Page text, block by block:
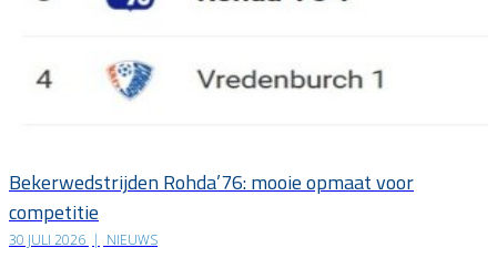
Bekerwedstrijden Rohda’76: mooie opmaat voor
competitie
30 JULI 2026 | NIEUWS